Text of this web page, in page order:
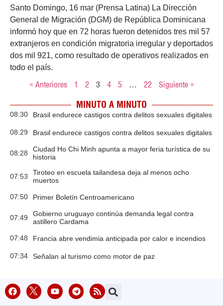
Santo Domingo, 16 mar (Prensa Latina) La Dirección
General de Migración (DGM) de República Dominicana
informó hoy que en 72 horas fueron detenidos tres mil 57
extranjeros en condición migratoria irregular y deportados
dos mil 921, como resultado de operativos realizados en
todo el país.
« Anteriores 1 2 3 4 5 … 22 Siguiente »
MINUTO A MINUTO
08:30 Brasil endurece castigos contra delitos sexuales digitales
08:29 Brasil endurece castigos contra delitos sexuales digitales
08:28
Ciudad Ho Chi Minh apunta a mayor feria turística de su
historia
07:53
Tiroteo en escuela tailandesa deja al menos ocho
muertos
07:50 Primer Boletín Centroamericano
07:49
Gobierno uruguayo continúa demanda legal contra
astillero Cardama
07:48 Francia abre vendimia anticipada por calor e incendios
07:34 Señalan al turismo como motor de paz